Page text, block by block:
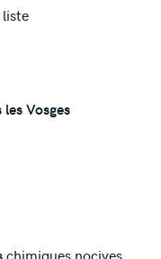
les Vosges
chimiques nocives